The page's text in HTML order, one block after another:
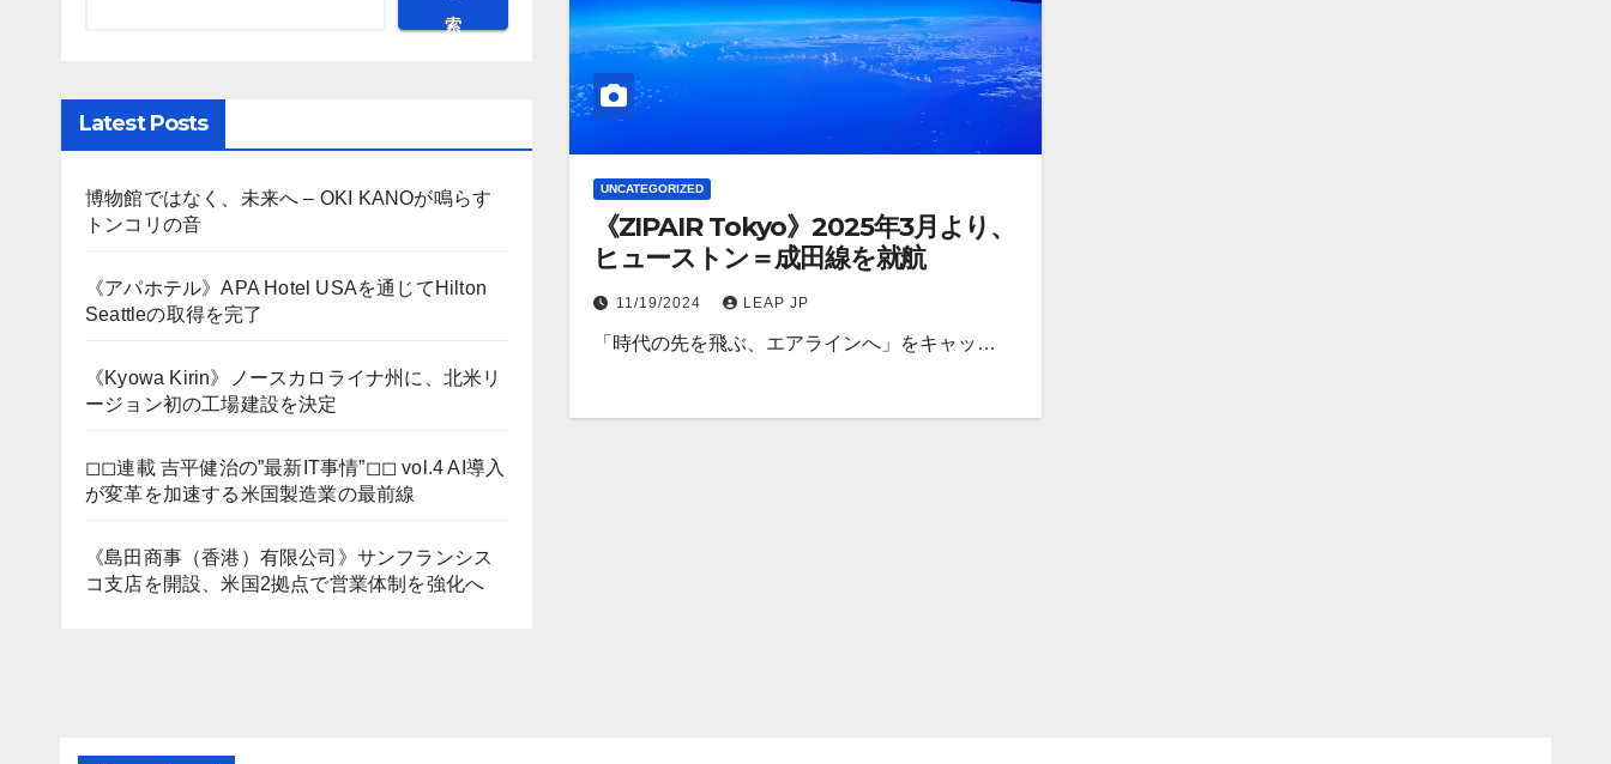
索
Latest Posts
博物館ではなく、未来へ – OKI KANOが鳴らす
トンコリの音
《アパホテル》APA Hotel USAを通じてHilton
Seattleの取得を完了
《Kyowa Kirin》ノースカロライナ州に、北米リ
ージョン初の工場建設を決定
◻︎◻︎連載 吉平健治の”最新IT事情”◻︎◻︎ vol.4 AI導入
が変革を加速する米国製造業の最前線
《島田商事（香港）有限公司》サンフランシス
コ支店を開設、米国2拠点で営業体制を強化へ
UNCATEGORIZED
《ZIPAIR Tokyo》2025年3月より、
ヒューストン＝成田線を就航
11/19/2024 LEAP JP
「時代の先を飛ぶ、エアラインへ」をキャッ…